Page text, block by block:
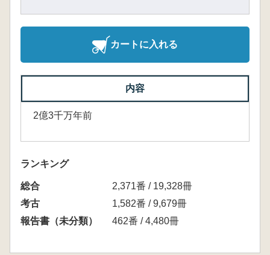
カートに入れる
内容
2億3千万年前
ランキング
総合
2,371番 / 19,328冊
考古
1,582番 / 9,679冊
報告書（未分類）
462番 / 4,480冊